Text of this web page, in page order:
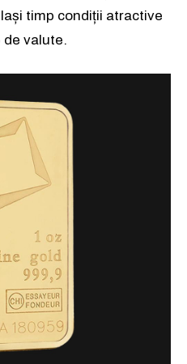
timp condiții atractive
de valute.